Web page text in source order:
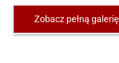
Zobacz pełną galerię